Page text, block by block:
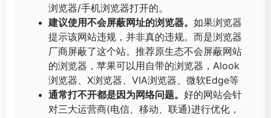
浏览器/手机浏览器打开的。
建议使用不会屏蔽网址的浏览器。 如果浏览器
提示该网站违规，并非真的违规。而是浏览器
厂商屏蔽了这个站。推荐原生态不会屏蔽网站
的浏览器，苹果可以用自带的浏览器， Alook
浏览器
X浏览器 VIA浏览器 微软Edge等
通常打不开都是因为网络问题。 好的网站会针
对三大运营商(电信、移动、联通)进行优化，